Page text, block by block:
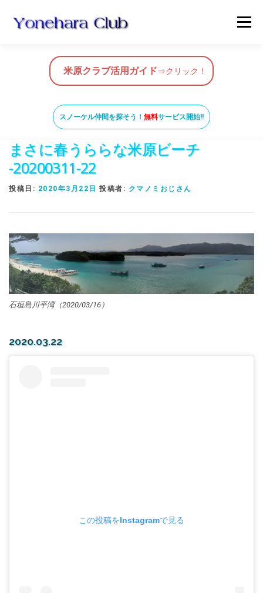
メニ
HOME 米原クラブ活用ガイド
スノーケルガイド BLOG & NEWS
VIDEO お問い合わせ ガイド養成コース
SNORKEL BUDDY ISHIGAKI
米原クラブ活用ガイド⇒クリック！
スノーケル仲間を探そう！ 無料サービス開始!!
まさに春うららな米原ビーチ
-20200311-22
投稿日: 2020年3月22日 投稿者: クマノミおじさん
石垣島川平湾（2020/03/16）
2020.03.22
この投稿をInstagramで見る